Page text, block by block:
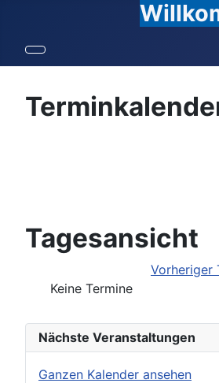
Tagesansicht
Vorheriger
Keine Termine
Nächste Veranstaltungen
Ganzen Kalender ansehen